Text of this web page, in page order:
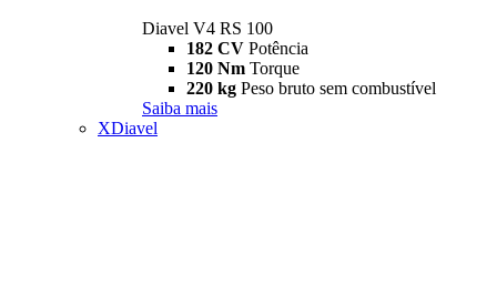
Diavel V4 RS 100
182 CV Potência
120 Nm Torque
220 kg Peso bruto sem combustível
Saiba mais
XDiavel